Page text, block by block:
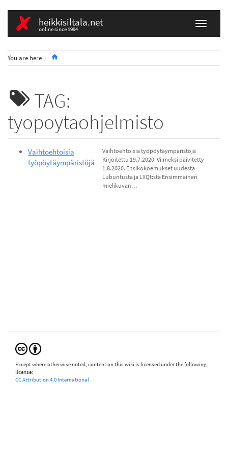
heikkisiltala.net
online since 1994
You are here
TAG:
tyopoytaohjelmisto
Vaihtoehtoisia
työpöytäympäristöjä
Vaihtoehtoisia työpöytäympäristöjä
Kirjoitettu 19.7.2020. Viimeksi päivitetty
1.8.2020. Ensikokoemukset uudesta
Lubuntusta ja LXQt:stä Ensimmäinen
mielikuvan…
Except where otherwise noted, content on this wiki is licensed under the following
license:
CC Attribution 4.0 International